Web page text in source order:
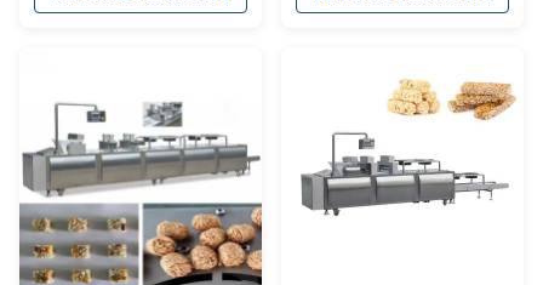
programmable / Machine